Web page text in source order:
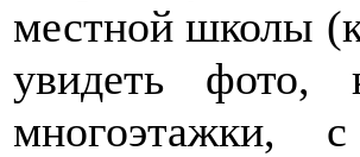
местной школы
увидеть фото,
многоэтажки,